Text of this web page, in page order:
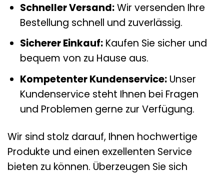
Schneller Versand:Wir versenden Ihre
Bestellung schnell und zuverlässig.
Sicherer Einkauf:Kaufen Sie sicher und
bequem von zu Hause aus.
Kompetenter Kundenservice:Unser
Kundenservice steht Ihnen bei Fragen
und Problemen gerne zur Verfügung.
Wir sind stolz darauf, Ihnen hochwertige
Produkte und einen exzellenten Service
bieten zu können. Überzeugen Sie sich